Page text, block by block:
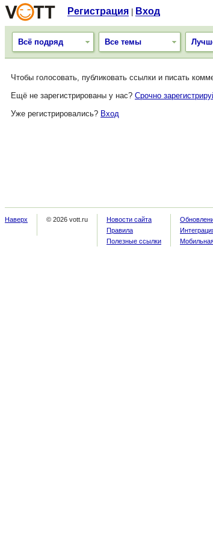
Регистрация Вход
Всё подряд Все темы
Чтобы голосовать, публиковать ссылки и писать
Ещё не зарегистрированы у нас? Срочно
Уже регистрировались? Вход
Наверх © 2026 vott.ru
Новости сайта
Правила
Полезные ссылки